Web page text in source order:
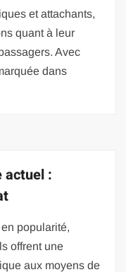
et attachants,
quant à leur
Avec
dans
actuel :
popularité,
offrent une
aux moyens de